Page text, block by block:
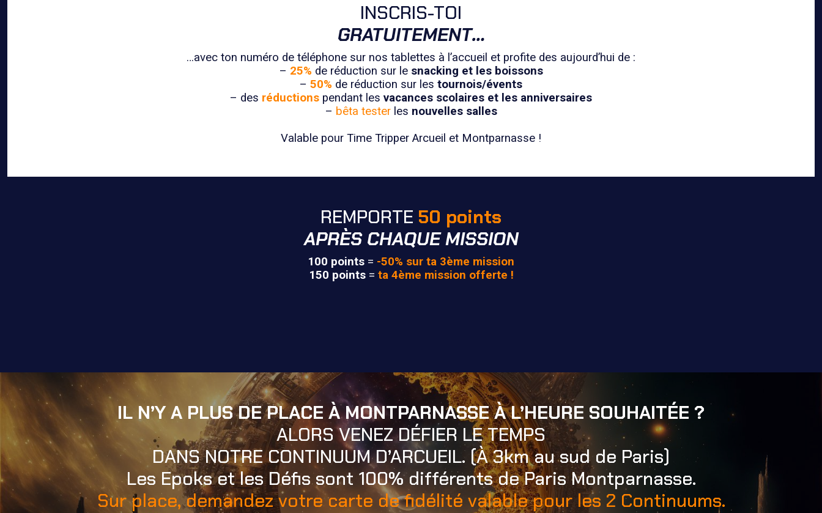
INSCRIS-TOI
GRATUITEMENT…
…avec ton numéro de téléphone sur nos tablettes à l’accueil et profite des aujourd’hui de :
– 25% de réduction sur le snacking et les boissons
– 50% de réduction sur les tournois/évents
– des réductions pendant les vacances scolaires et les anniversaires
– bêta testerles nouvelles salles
Valable pour Time Tripper Arcueil et Montparnasse !
REMPORTE 50 points
APRÈS CHAQUE MISSION
100 points = -50% sur ta 3ème mission
150 points= ta 4ème mission offerte !
IL N’Y A PLUS DE PLACE À MONTPARNASSE À L’HEURE SOUHAITÉE ?
ALORS VENEZ DÉFIER LE TEMPS
DANS NOTRE CONTINUUM D’ARCUEIL. (À 3km au sud de Paris)
Les Epoks et les Défis sont 100% différents de Paris Montparnasse.
Sur place, demandez votre carte de fidélité valable pour les 2 Continuums.